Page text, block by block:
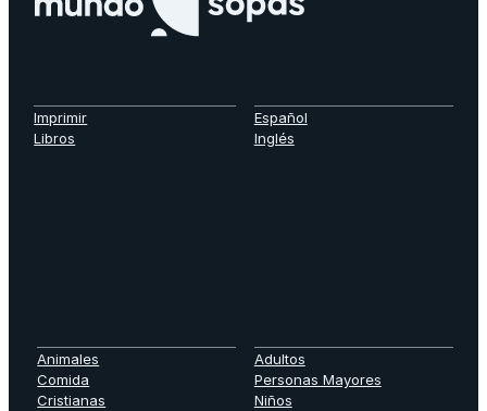
Imprimir
Libros
Español
Inglés
Animales
Comida
Cristianas
Adultos
Personas Mayores
Niños